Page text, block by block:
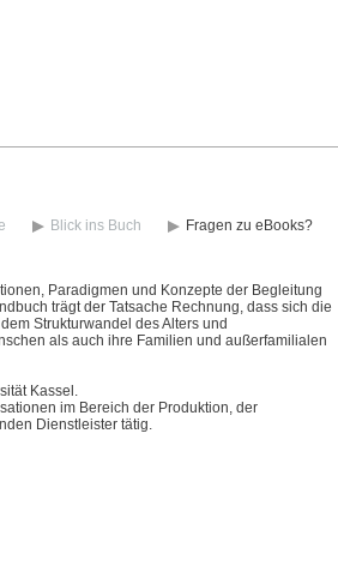
Blick ins Buch Fragen zu eBooks?
Paradigmen und Konzepte der Begleitung
trägt der Tatsache Rechnung, dass sich die
Strukturwandel des Alters und
als auch ihre Familien und außerfamilialen
Kassel.
im Bereich der Produktion, der
Dienstleister tätig.